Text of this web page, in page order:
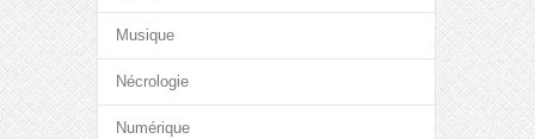
Musique
Nécrologie
Numérique